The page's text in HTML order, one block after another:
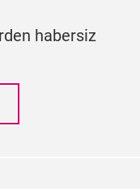
habersiz